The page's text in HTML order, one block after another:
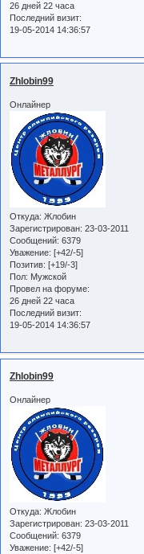
26 дней 22 часа
Последний визит:
19-05-2014 14:36:57
Zhlobin99
Онлайнер
Откуда: Жлобин
Зарегистрирован: 23-03-2011
Сообщений: 6379
Уважение: [+42/-5]
Позитив: [+19/-3]
Пол: Мужской
Провел на форуме:
26 дней 22 часа
Последний визит:
19-05-2014 14:36:57
Zhlobin99
Онлайнер
Откуда: Жлобин
Зарегистрирован: 23-03-2011
Сообщений: 6379
Уважение: [+42/-5]